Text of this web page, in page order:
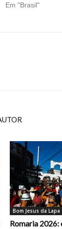
Em "Brasil"
Bom Jesus da Lapa
Romaria 2026: